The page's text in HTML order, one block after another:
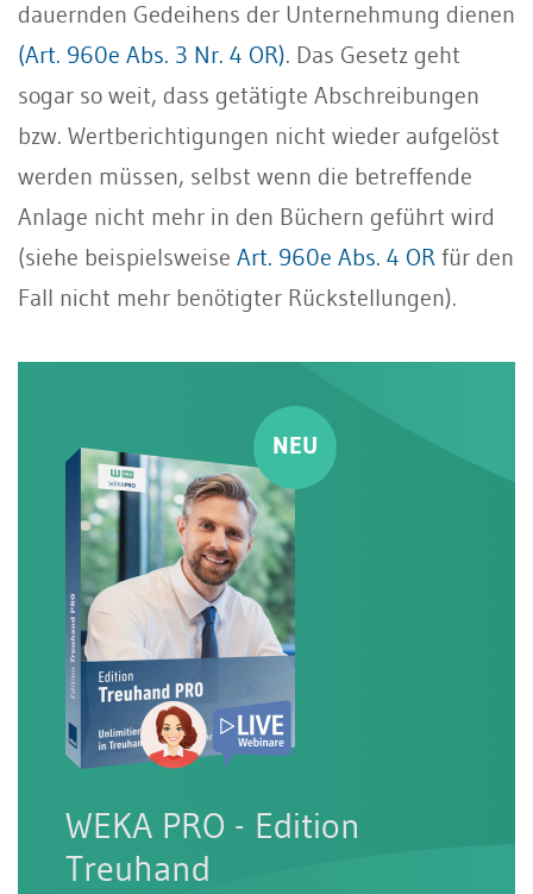
dauernden Gedeihens der Unternehmung dienen
(Art. 960e Abs. 3 Nr. 4 OR). Das Gesetz geht
sogar so weit, dass getätigte Abschreibungen
bzw. Wertberichtigungen nicht wieder aufgelöst
werden müssen, selbst wenn die betreffende
Anlage nicht mehr in den Büchern geführt wird
(siehe beispielsweise Art. 960e Abs. 4 OR für den
Fall nicht mehr benötigter Rückstellungen).
WEKA PRO - Edition
Treuhand